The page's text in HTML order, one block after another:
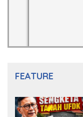
FEATURE